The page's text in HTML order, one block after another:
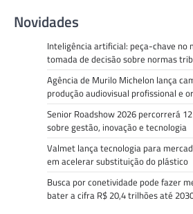
Novidades
Inteligência artificial: peça-chave no
tomada de decisão sobre normas
Agência de Murilo Michelon lança
produção audiovisual profissional e
Senior Roadshow 2026 percorrerá
sobre gestão, inovação e tecnologia
Valmet lança tecnologia para
em acelerar substituição do plástico
Busca por conetividade pode fazer
bater a cifra R$ 20,4 trilhões até